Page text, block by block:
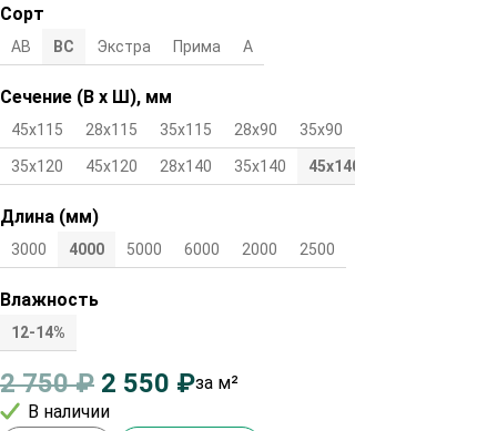
Сорт
АВ ВС Экстра Прима А
Сечение (В х Ш), мм
45х115 28х115 35х115 28х90 35х90
35х120 45х120 28х140 35х140 45х140
Длина (мм)
3000 4000 5000 6000 2000 2500
Влажность
12-14%
2 750₽ 2 550 ₽за м²
В наличии